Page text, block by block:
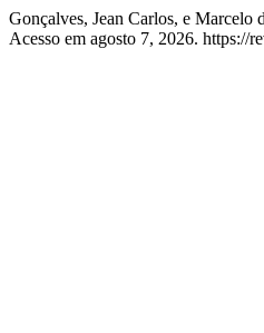
Gonçalves, Jean Carlos, e Marcelo
Acesso em agosto 7, 2026. https://